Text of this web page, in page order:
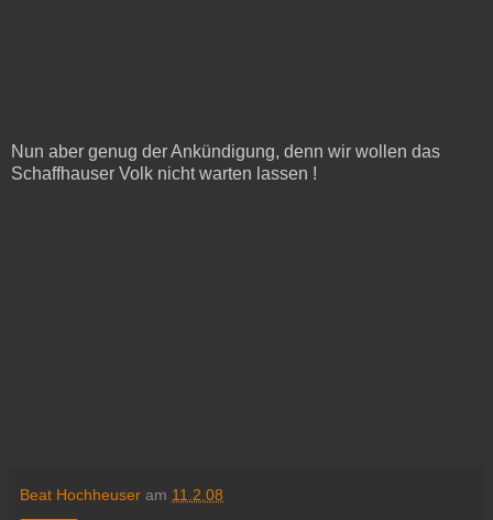
Nun aber genug der Ankündigung, denn wir wollen das
Schaffhauser Volk nicht warten lassen !
Beat Hochheuser am 11.2.08